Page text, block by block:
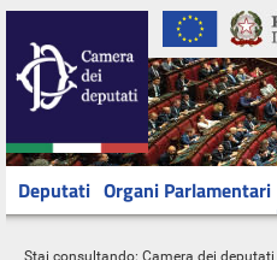
Deputati Organi Parlamentari
Stai consultando: Camera dei deputati